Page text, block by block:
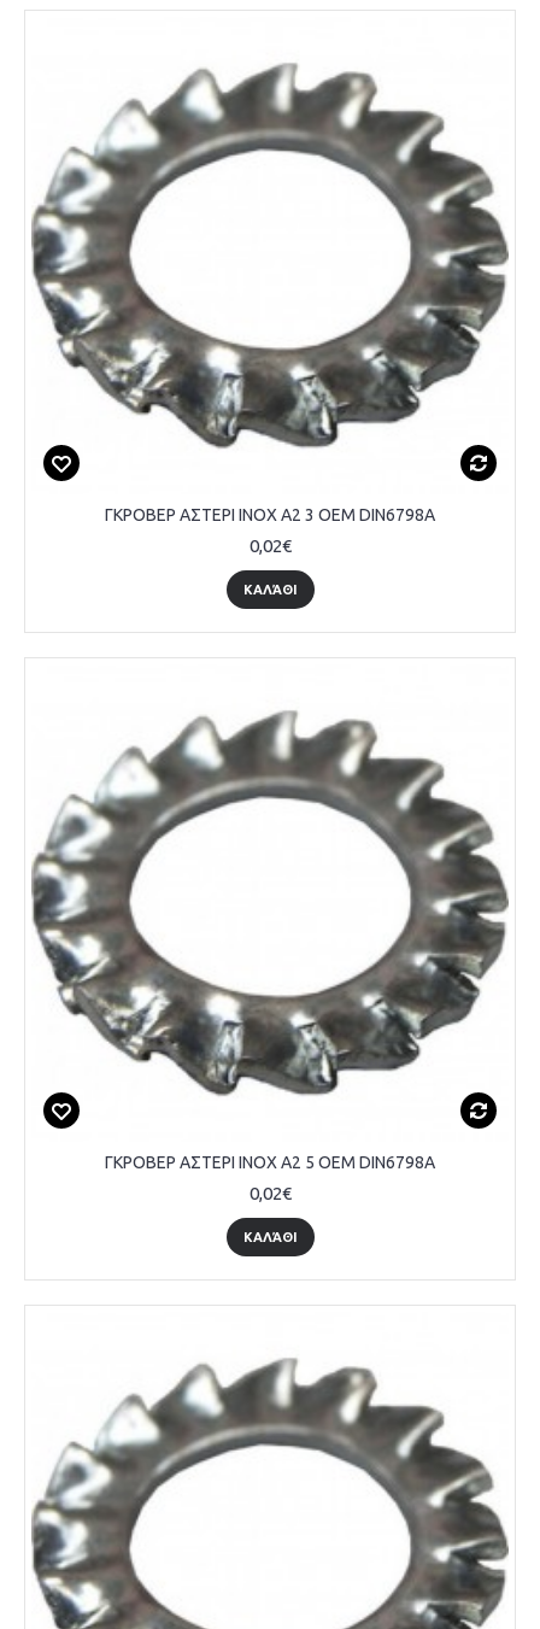
ΓΚΡΟΒΕΡ ΑΣΤΕΡΙ INOX A2 3 OEM DIN6798A
0,02€
ΚΑΛΆΘΙ
ΓΚΡΟΒΕΡ ΑΣΤΕΡΙ INOX A2 5 OEM DIN6798A
0,02€
ΚΑΛΆΘΙ